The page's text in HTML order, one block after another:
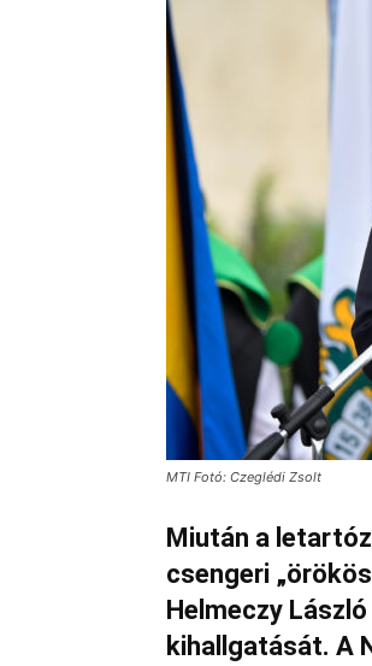
MTI Fotó: Czeglédi Zsolt
Miután a
csengeri
Helmeczy
kihallgatását. A